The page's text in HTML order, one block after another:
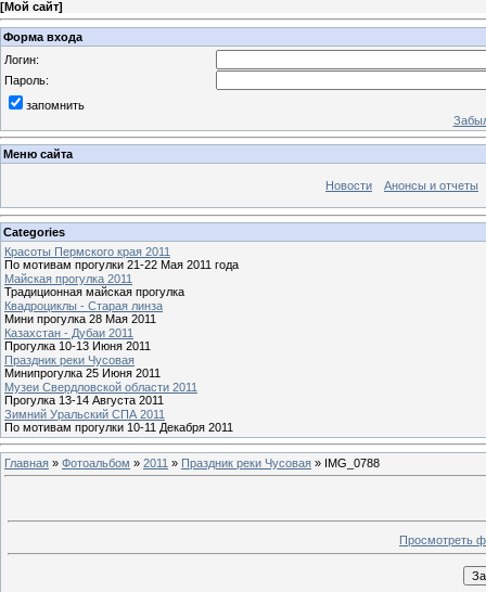
[Мой сайт]
Форма входа
Логин:
Пароль:
запомнить
Меню сайта
Новости Анонсы и отчеты
Categories
Красоты Пермского края 2011
По мотивам прогулки 21-22 Мая 2011 года
Майская прогулка 2011
Традиционная майская прогулка
Квадроциклы - Старая линза
Мини прогулка 28 Мая 2011
Казахстан - Дубаи 2011
Прогулка 10-13 Июня 2011
Праздник реки Чусовая
Минипрогулка 25 Июня 2011
Музеи Свердловской области 2011
Прогулка 13-14 Августа 2011
Зимний Уральский СПА 2011
По мотивам прогулки 10-11 Декабря 2011
Главная » Фотоальбом » 2011 » Праздник реки Чусовая » IMG_0788
Просмотреть